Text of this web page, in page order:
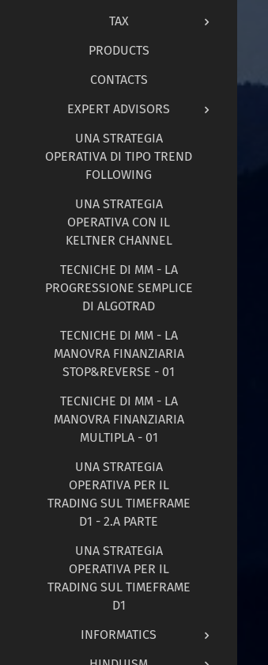
TAX
PRODUCTS
CONTACTS
EXPERT ADVISORS
UNA STRATEGIA
OPERATIVA DI TIPO TREND
FOLLOWING
UNA STRATEGIA
OPERATIVA CON IL
KELTNER CHANNEL
TECNICHE DI MM - LA
PROGRESSIONE SEMPLICE
DI ALGOTRAD
TECNICHE DI MM - LA
MANOVRA FINANZIARIA
STOP&REVERSE - 01
TECNICHE DI MM - LA
MANOVRA FINANZIARIA
MULTIPLA - 01
UNA STRATEGIA
OPERATIVA PER IL
TRADING SUL TIMEFRAME
D1 - 2.A PARTE
UNA STRATEGIA
OPERATIVA PER IL
TRADING SUL TIMEFRAME
D1
INFORMATICS